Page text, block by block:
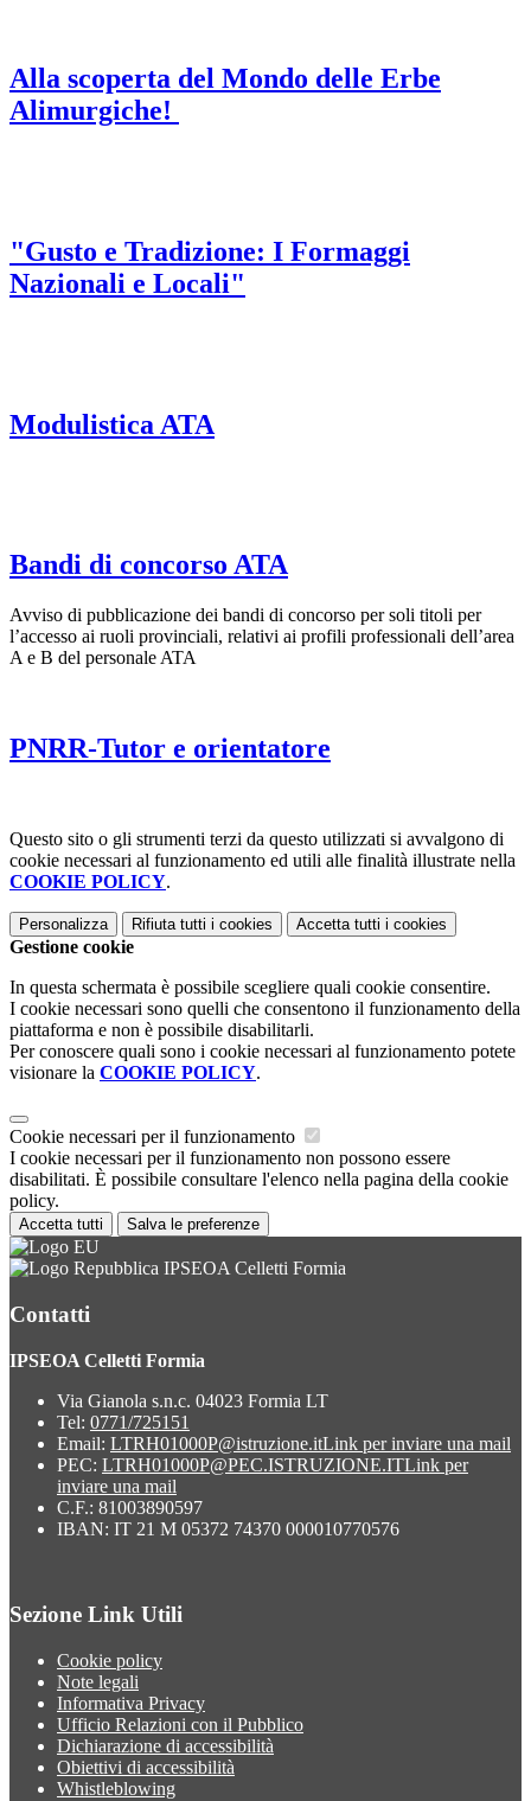
Alla scoperta del Mondo delle Erbe
Alimurgiche!
"Gusto e Tradizione: I Formaggi
Nazionali e Locali"
Modulistica ATA
Bandi di concorso ATA
Avviso di pubblicazione dei bandi di concorso per soli titoli per
l’accesso ai ruoli provinciali, relativi ai profili professionali dell’area
A e B del personale ATA
PNRR-Tutor e orientatore
Questo sito o gli strumenti terzi da questo utilizzati si avvalgono di
cookie necessari al funzionamento ed utili alle finalità illustrate nella
COOKIE POLICY.
Personalizza Rifiuta tutti i cookies Accetta tutti i cookies
Gestione cookie
In questa schermata è possibile scegliere quali cookie consentire.
I cookie necessari sono quelli che consentono il funzionamento della
piattaforma e non è possibile disabilitarli.
Per conoscere quali sono i cookie necessari al funzionamento potete
visionare la COOKIE POLICY.
Cookie necessari per il funzionamento
I cookie necessari per il funzionamento non possono essere
disabilitati. È possibile consultare l'elenco nella pagina della cookie
policy.
Accetta tutti Salva le preferenze
IPSEOA Celletti Formia
Contatti
IPSEOA Celletti Formia
Via Gianola s.n.c. 04023 Formia LT
Tel: 0771/725151
Email: LTRH01000P@istruzione.itLink per inviare una mail
PEC: LTRH01000P@PEC.ISTRUZIONE.ITLink per
inviare una mail
C.F.: 81003890597
IBAN: IT 21 M 05372 74370 000010770576
Sezione Link Utili
Cookie policy
Note legali
Informativa Privacy
Ufficio Relazioni con il Pubblico
Dichiarazione di accessibilità
Obiettivi di accessibilità
Whistleblowing